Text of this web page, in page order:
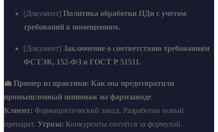
[Документ] Политика обработки ПДн с учётом
требований к помещениям.
[Документ] Заключение о соответствию требованиям
ФСТЭК, 152-ФЗ и ГОСТ Р 51511.
💼 Пример из практики: Как мы предотвратили
промышленный шпионаж на фармзаводе
Клиент: Фармацевтический завод. Разработан новый
препарат. Угроза: Конкуренты охотятся за формулой.